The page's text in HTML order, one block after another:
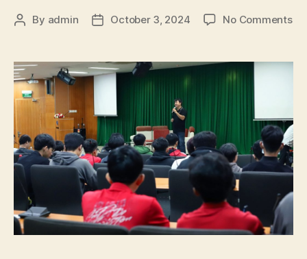
Post
By admin
PostOctober 3, 2024 No Commentson